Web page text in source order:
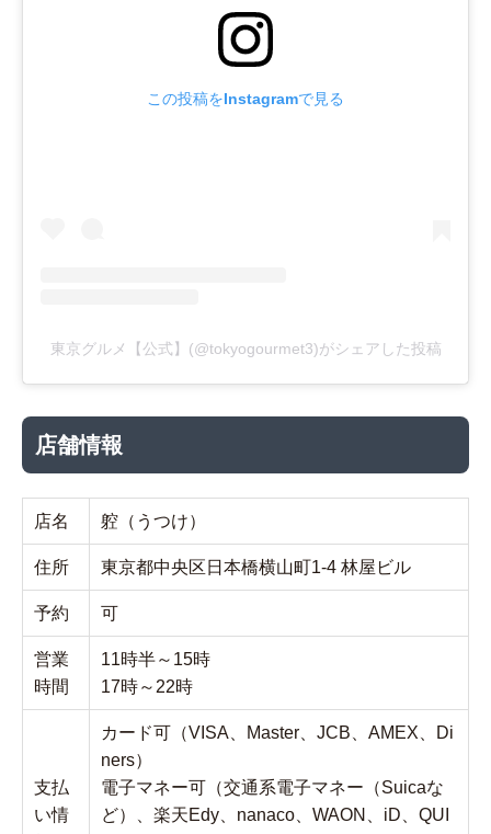
この投稿をInstagramで見る
東京グルメ【公式】(@tokyogourmet3)がシェアした投稿
店舗情報
店名 躻（うつけ）
住所 東京都中央区日本橋横山町1-4 林屋ビル
予約 可
営業
時間
11時半～15時
17時～22時
支払
い情
カード可（VISA、Master、JCB、AMEX、Di
ners）
電子マネー可（交通系電子マネー（Suicaな
ど）、楽天Edy、nanaco、WAON、iD、QUI